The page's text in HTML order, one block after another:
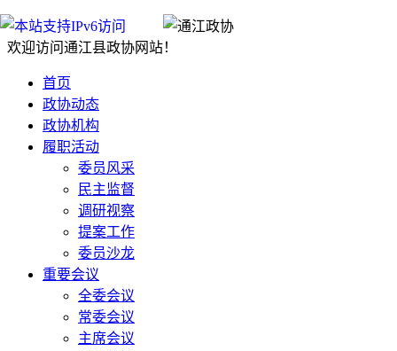
欢迎访问通江县政协网站！
首页
政协动态
政协机构
履职活动
委员风采
民主监督
调研视察
提案工作
委员沙龙
重要会议
全委会议
常委会议
主席会议